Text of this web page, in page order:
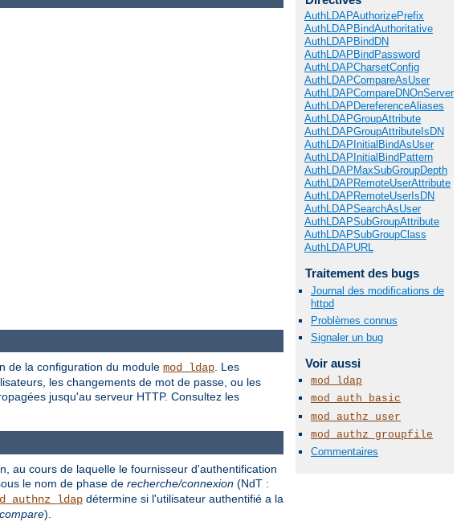
AuthLDAPAuthorizePrefix
AuthLDAPBindAuthoritative
AuthLDAPBindDN
AuthLDAPBindPassword
AuthLDAPCharsetConfig
AuthLDAPCompareAsUser
AuthLDAPCompareDNOnServer
AuthLDAPDereferenceAliases
AuthLDAPGroupAttribute
AuthLDAPGroupAttributeIsDN
AuthLDAPInitialBindAsUser
AuthLDAPInitialBindPattern
AuthLDAPMaxSubGroupDepth
AuthLDAPRemoteUserAttribute
AuthLDAPRemoteUserIsDN
AuthLDAPSearchAsUser
AuthLDAPSubGroupAttribute
AuthLDAPSubGroupClass
AuthLDAPURL
Traitement des bugs
Journal des modifications de
httpd
Problèmes connus
Signaler un bug
Voir aussi
mod_ldap
mod_auth_basic
mod_authz_user
mod_authz_groupfile
Commentaires
de la configuration du module mod_ldap. Les
les changements de mot de passe, ou les
jusqu'au serveur HTTP. Consultez les
au cours de laquelle le fournisseur d'authentification
le nom de phase de recherche/connexion (NdT :
détermine si l'utilisateur authentifié a la
compare).